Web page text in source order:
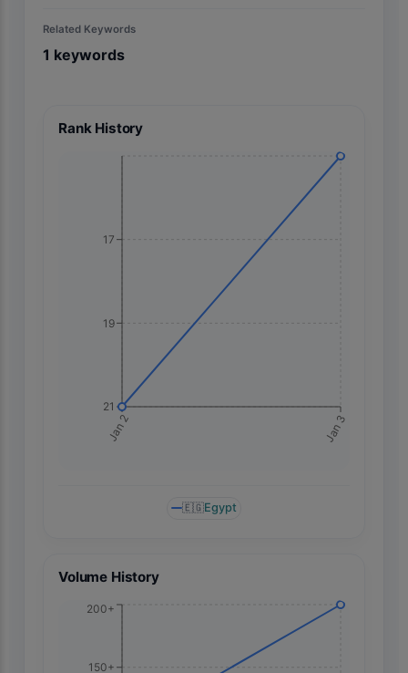
Related Keywords
1 keywords
Rank History
Jan 2 Jan 3
17
19
21
🇪🇬Egypt
Volume History
150+
200+